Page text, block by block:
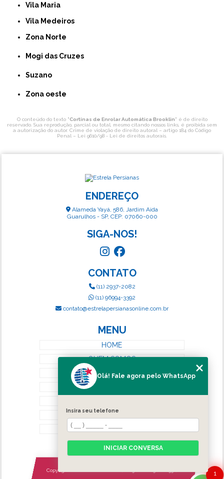
Vila Maria
Vila Medeiros
Zona Norte
Mogi das Cruzes
Suzano
Zona oeste
O conteúdo do texto "Cortinas de Enrolar Automática Brooklin" é de direito
reservado. Sua reprodução, parcial ou total, mesmo citando nossos links, é proibida sem
a autorização do autor. Crime de violação de direito autoral – artigo 184 do Código
Penal – Lei 9610/98 - Lei de direitos autorais
ENDEREÇO
Alameda Yayá, 586, Jardim Aida
Guarulhos - SP, CEP: 07060-000
SIGA-NOS!
CONTATO
(11) 2937-2082
(11) 96994-3392
contato@estrelapersianasonline.com.br
MENU
HOME
QUEM SOMOS
SERVIÇOS
CATEGORIAS
MAPA DO SITE
Copyright © Estrela Persianas. (Lei 9610 de 19/02/1998) 1
Olá! Fale agora pelo WhatsApp
Insira seu telefone
INICIAR CONVERSA